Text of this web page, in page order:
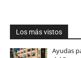
Los más vistos
Ayudas